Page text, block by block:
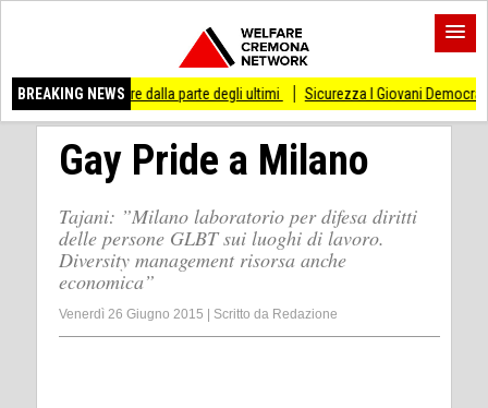
BREAKING NEWS
di stare dalla parte degli ultimi Sicurezza I Giovani Democratici
Gay Pride a Milano
Tajani: ”Milano laboratorio per difesa diritti
delle persone GLBT sui luoghi di lavoro.
Diversity management risorsa anche
economica”
Venerdì 26 Giugno 2015 Scritto da Redazione